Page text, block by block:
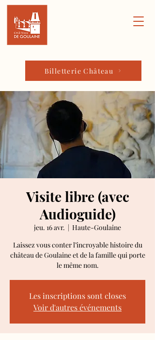
Billetterie Château
Visite libre (avec
Audioguide)
jeu. 16 avr.
  |
Haute-Goulaine
Laissez vous conter l’incroyable histoire du
château de Goulaine et de la famille qui porte
le même nom.
Les inscriptions sont closes
Voir d'autres événements